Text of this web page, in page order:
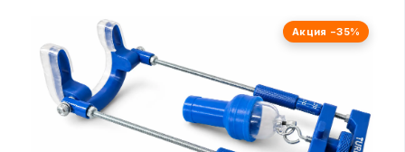
я еще у танкиро спрашивал в личку почему так не
делают, он вроде отписывал что в помпе кровь
быстрее гонится и всеравно тепло уходит
но у меня работает, я лазерным термометром
замерял
40 градусов точно нагревается
Акция −35%